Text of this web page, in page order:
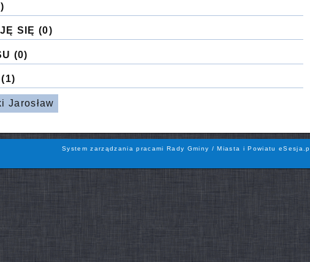
SIĘ (0)
(0)
(1)
Jarosław
System zarządzania pracami Rady Gminy / Miasta i Powiatu eSesja.pl